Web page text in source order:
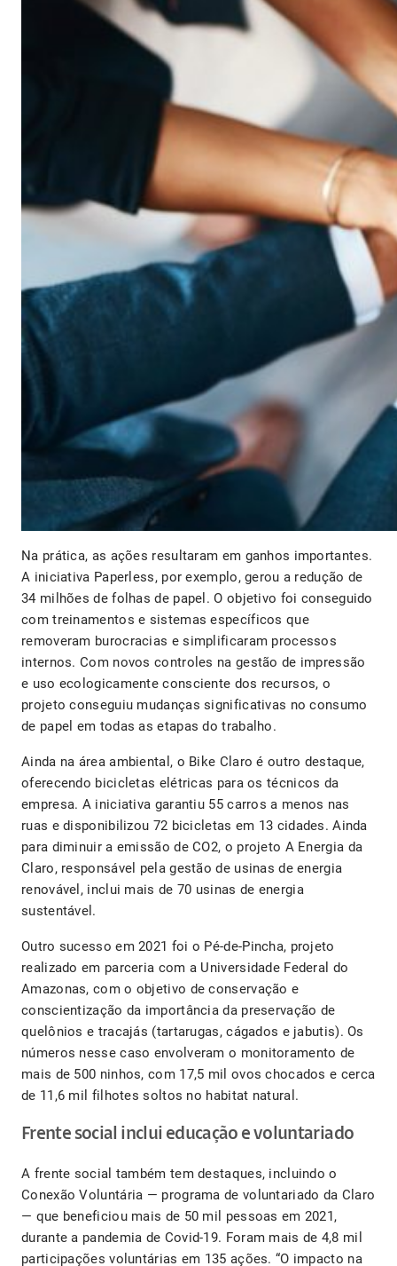
Na prática, as ações resultaram em ganhos importantes.
A iniciativa Paperless, por exemplo, gerou a redução de
34 milhões de folhas de papel. O objetivo foi conseguido
com treinamentos e sistemas específicos que
removeram burocracias e simplificaram processos
internos. Com novos controles na gestão de impressão
e uso ecologicamente consciente dos recursos, o
projeto conseguiu mudanças significativas no consumo
de papel em todas as etapas do trabalho.
Ainda na área ambiental, o Bike Claro é outro destaque,
oferecendo bicicletas elétricas para os técnicos da
empresa. A iniciativa garantiu 55 carros a menos nas
ruas e disponibilizou 72 bicicletas em 13 cidades. Ainda
para diminuir a emissão de CO2, o projeto A Energia da
Claro, responsável pela gestão de usinas de energia
renovável, inclui mais de 70 usinas de energia
sustentável.
Outro sucesso em 2021 foi o Pé-de-Pincha, projeto
realizado em parceria com a Universidade Federal do
Amazonas, com o objetivo de conservação e
conscientização da importância da preservação de
quelônios e tracajás (tartarugas, cágados e jabutis). Os
números nesse caso envolveram o monitoramento de
mais de 500 ninhos, com 17,5 mil ovos chocados e cerca
de 11,6 mil filhotes soltos no habitat natural.
Frente social inclui educação e voluntariado
A frente social também tem destaques, incluindo o
Conexão Voluntária — programa de voluntariado da Claro
— que beneficiou mais de 50 mil pessoas em 2021,
durante a pandemia de Covid-19. Foram mais de 4,8 mil
participações voluntárias em 135 ações. “O impacto na